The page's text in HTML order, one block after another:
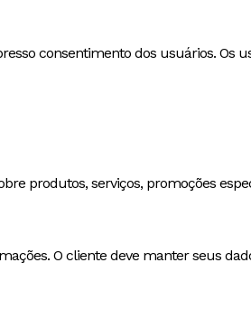
consentimento dos usuários. Os
produtos, serviços, promoções
O cliente deve manter seus